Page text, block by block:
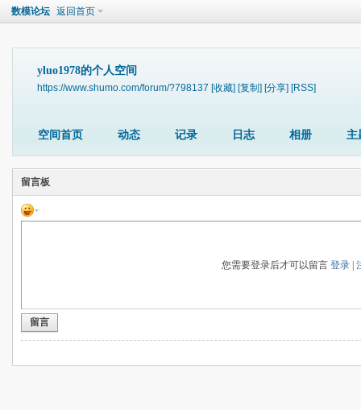
数模论坛 返回首页
yluo1978的个人空间
https://www.shumo.com/forum/?798137 [收藏] [复制] [分享] [RSS]
空间首页 动态 记录 日志 相册 主
留言板
您需要登录后才可以留言登录 |
留言